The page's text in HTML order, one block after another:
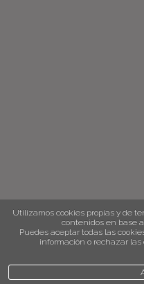
Utilizamos cookies propias y de
contenidos en base
Puedes aceptar todas las
información o rechazar las